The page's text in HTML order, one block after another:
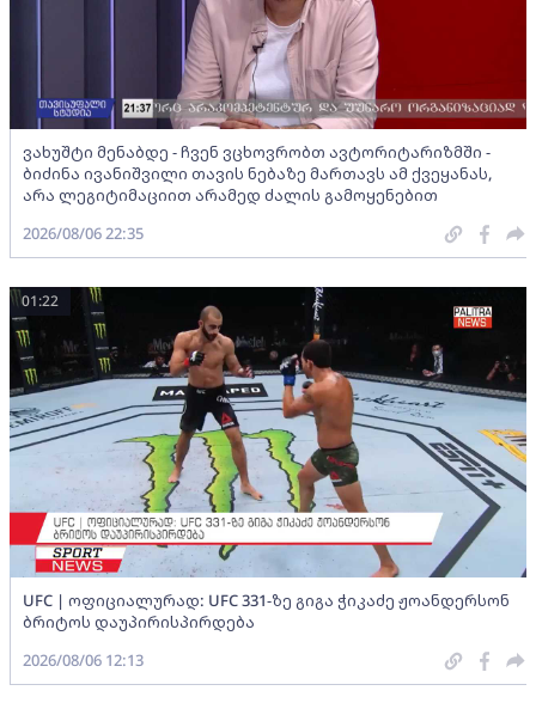
ვახუშტი მენაბდე - ჩვენ ვცხოვრობთ ავტორიტარიზმში -
ბიძინა ივანიშვილი თავის ნებაზე მართავს ამ ქვეყანას,
არა ლეგიტიმაციით არამედ ძალის გამოყენებით
2026/08/06 22:35
UFC | ოფიციალურად: UFC 331-ზე გიგა ჭიკაძე ჟოანდერსონ
ბრიტოს დაუპირისპირდება
01:22
2026/08/06 12:13